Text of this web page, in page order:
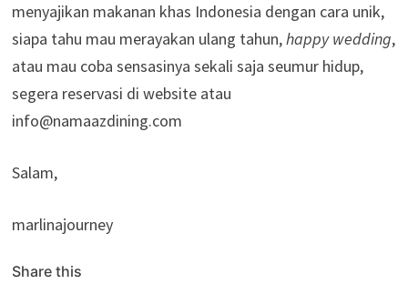
menyajikan makanan khas Indonesia dengan cara unik,
siapa tahu mau merayakan ulang tahun,happy wedding,
atau mau coba sensasinya sekali saja seumur hidup,
segera reservasi di website atau
info@namaazdining.com
Salam,
marlinajourney
Share this